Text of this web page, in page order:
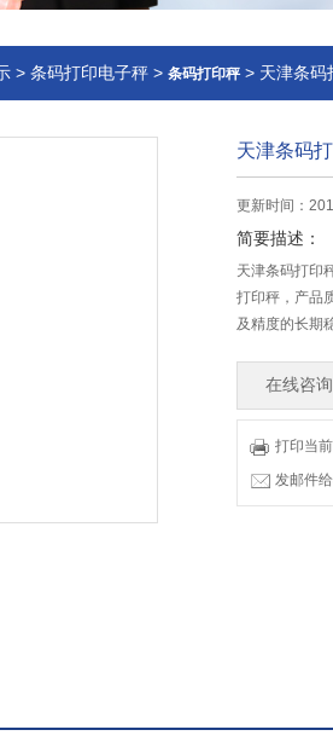
> 条码打印电子秤 > 条码打印秤> 天津条码
天津条码
更新时间：
简要描述：
天津条码打印
打印秤，产品
及精度的长期
在线咨询
打印当
发邮件